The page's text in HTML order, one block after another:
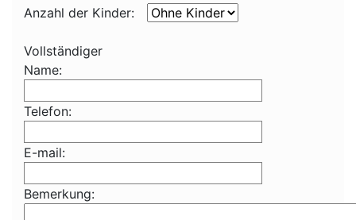
Anzahl der Kinder:
Vollständiger
Name:
Telefon:
E-mail:
Bemerkung: